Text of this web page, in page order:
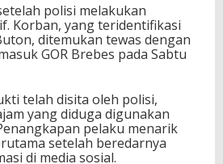
polisi melakukan
Korban, yang teridentifikasi
ditemukan tewas dengan
GOR Brebes pada Sabtu
telah disita oleh polisi,
yang diduga digunakan
pelaku menarik
setelah beredarnya
di media sosial.